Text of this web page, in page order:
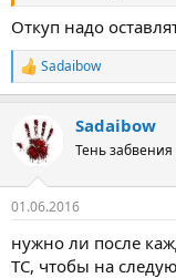
Откуп надо
Р
е
к
ц
и
Sadaibow
Sadaibow
Тень забвения
01.06.2016
нужно ли после
ТС, чтобы на